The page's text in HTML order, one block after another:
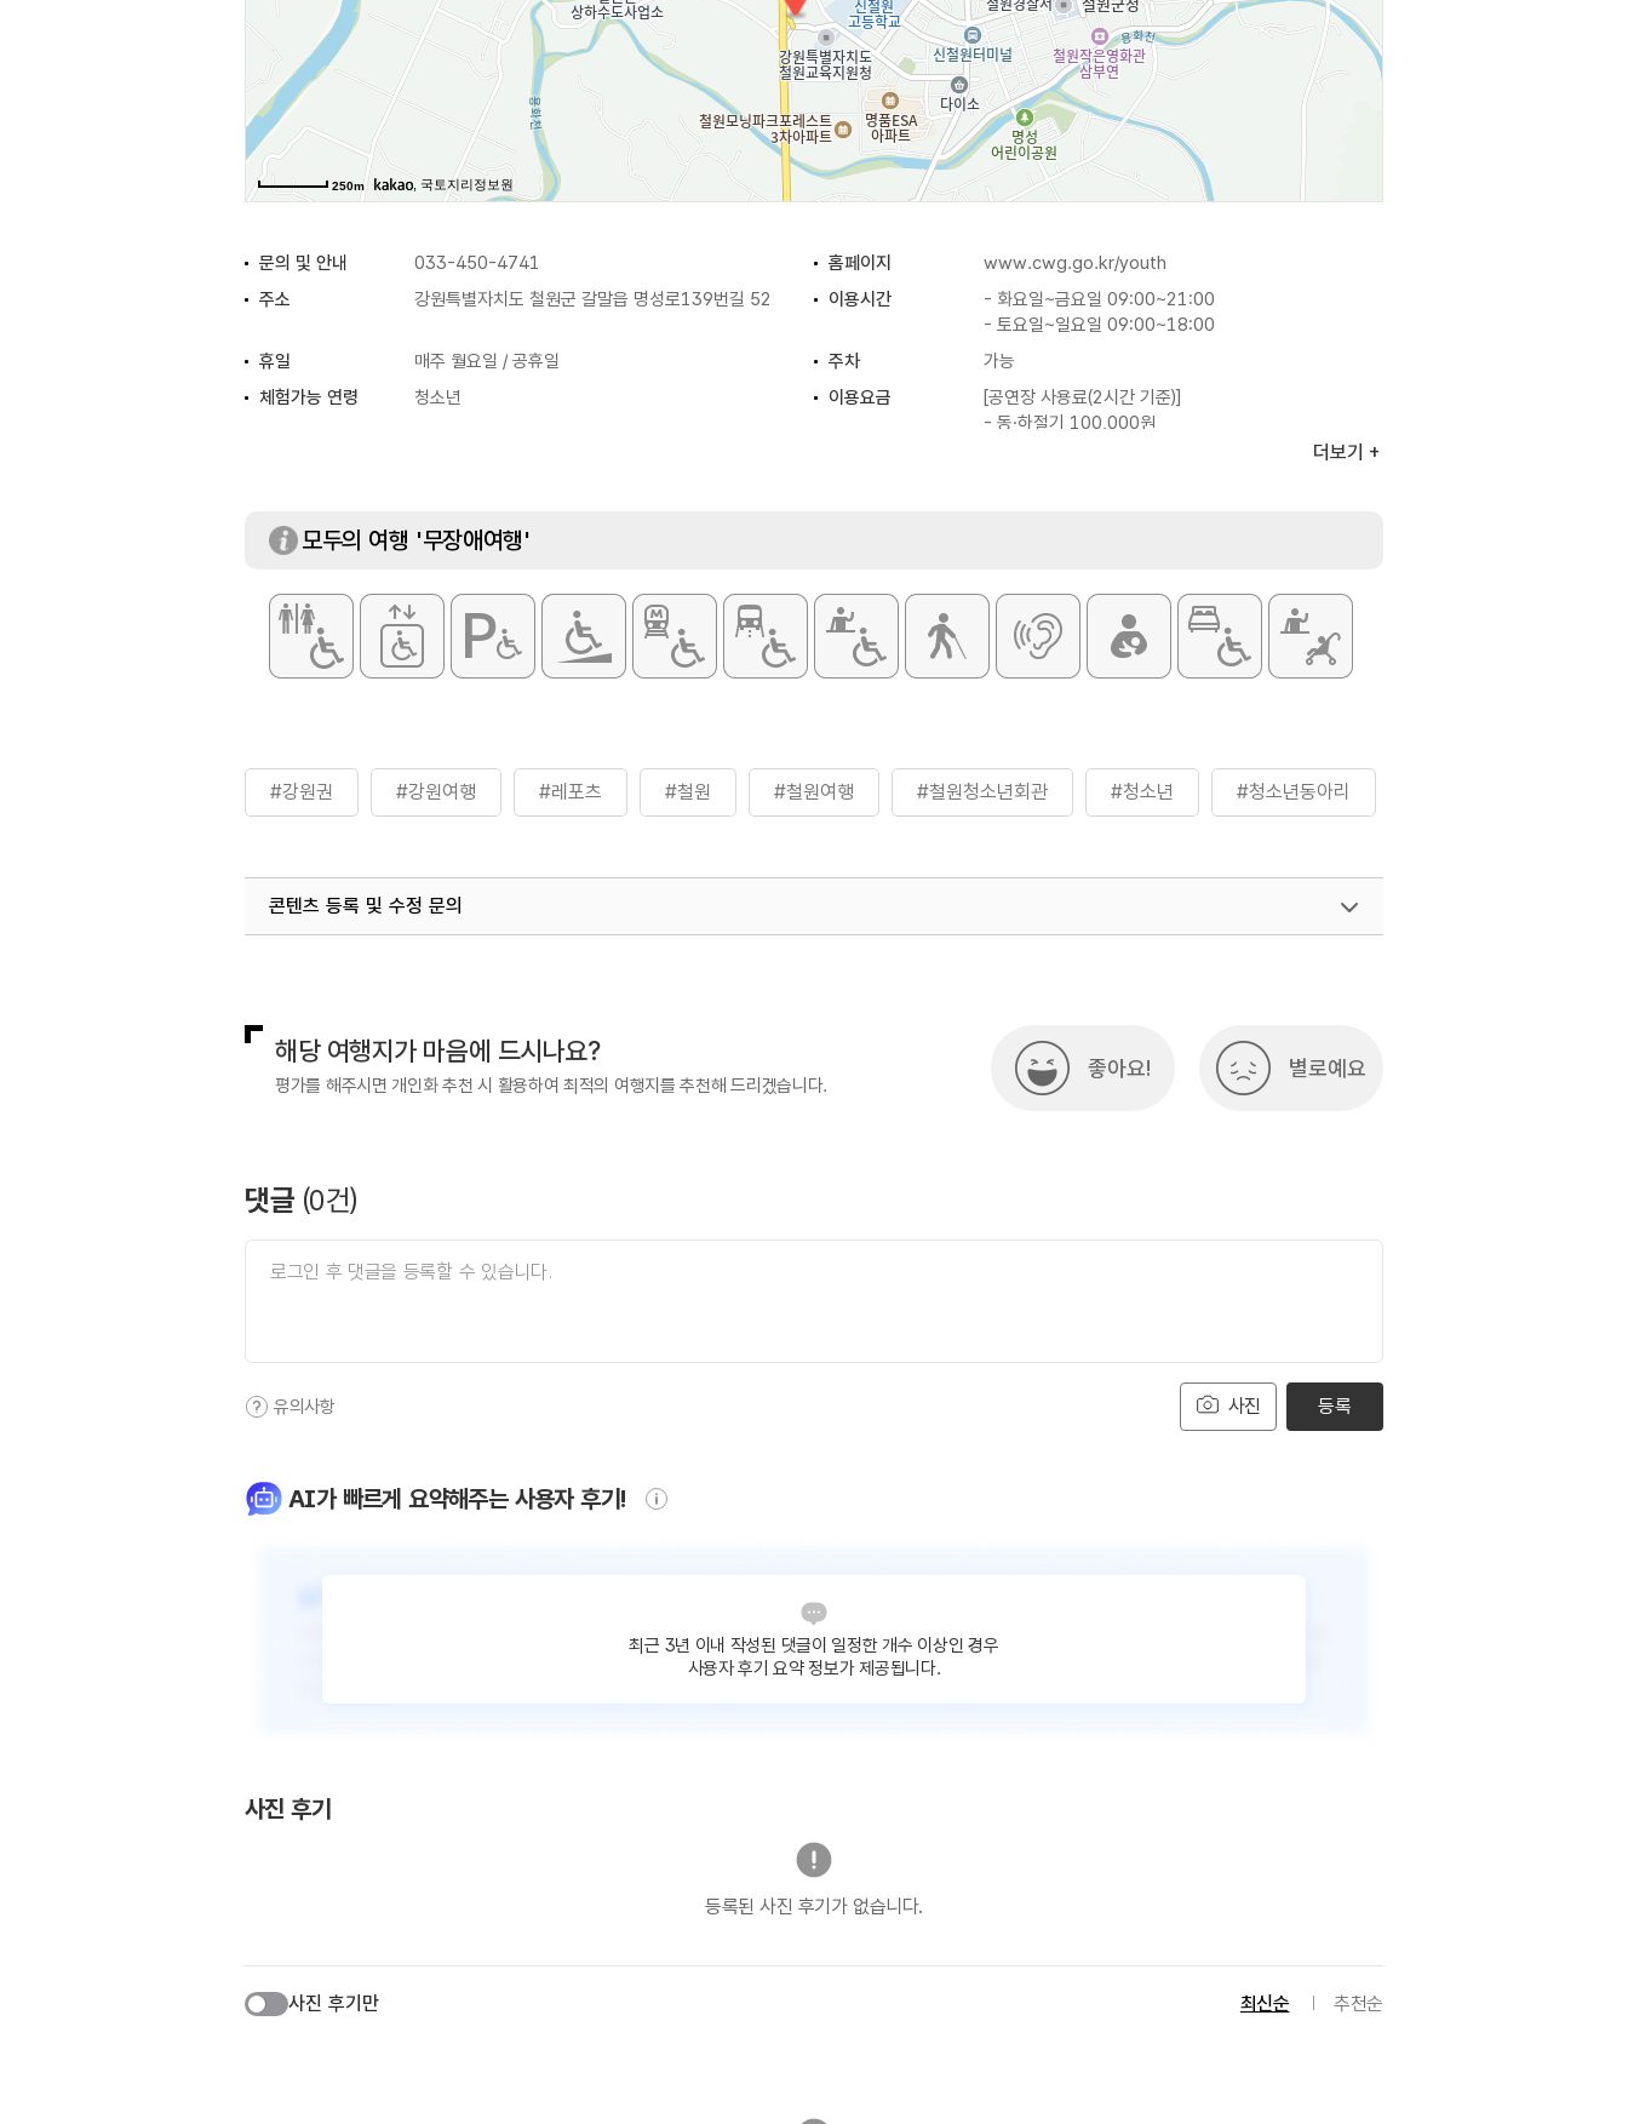
250m , 국토지리정보원
문의 및 안내 033-450-4741 홈페이지
www.cwg.go.kr/youth
주소
강원특별자치도 철원군 갈말읍 명성로139번길 52 이용시간
- 화요일~금요일 09:00~21:00
- 토요일~일요일 09:00~18:00
휴일
매주 월요일 / 공휴일 주차
가능
체험가능 연령
청소년 이용요금
[공연장 사용료(2시간 기준)]
- 동·하절기 100,000원
더보기
모두의 여행 '무장애여행'
#강원권 #강원여행 #레포츠 #철원 #철원여행 #철원청소년회관 #청소년 #청소년동아리
콘텐츠 등록 및 수정 문의
해당 여행지가 마음에 드시나요?
평가를 해주시면 개인화 추천 시 활용하여 최적의 여행지를 추천해 드리겠습니다.
좋아요! 별로예요
댓글 (0건)
사진
유의사항 등록
AI가 빠르게 요약해주는 사용자 후기!
최근 3년 이내 작성된 댓글이 일정한 개수 이상인 경우
사용자 후기 요약 정보가 제공됩니다.
사진 후기
등록된 사진 후기가 없습니다.
사진 후기만 최신순 추천순